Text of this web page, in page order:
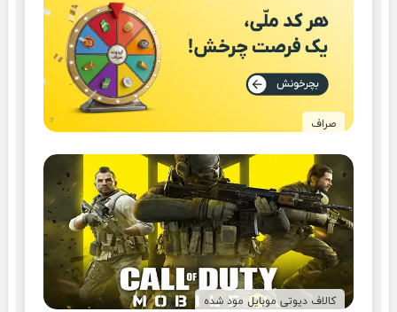
صراف
کالاف دیوتی موبایل مود شده